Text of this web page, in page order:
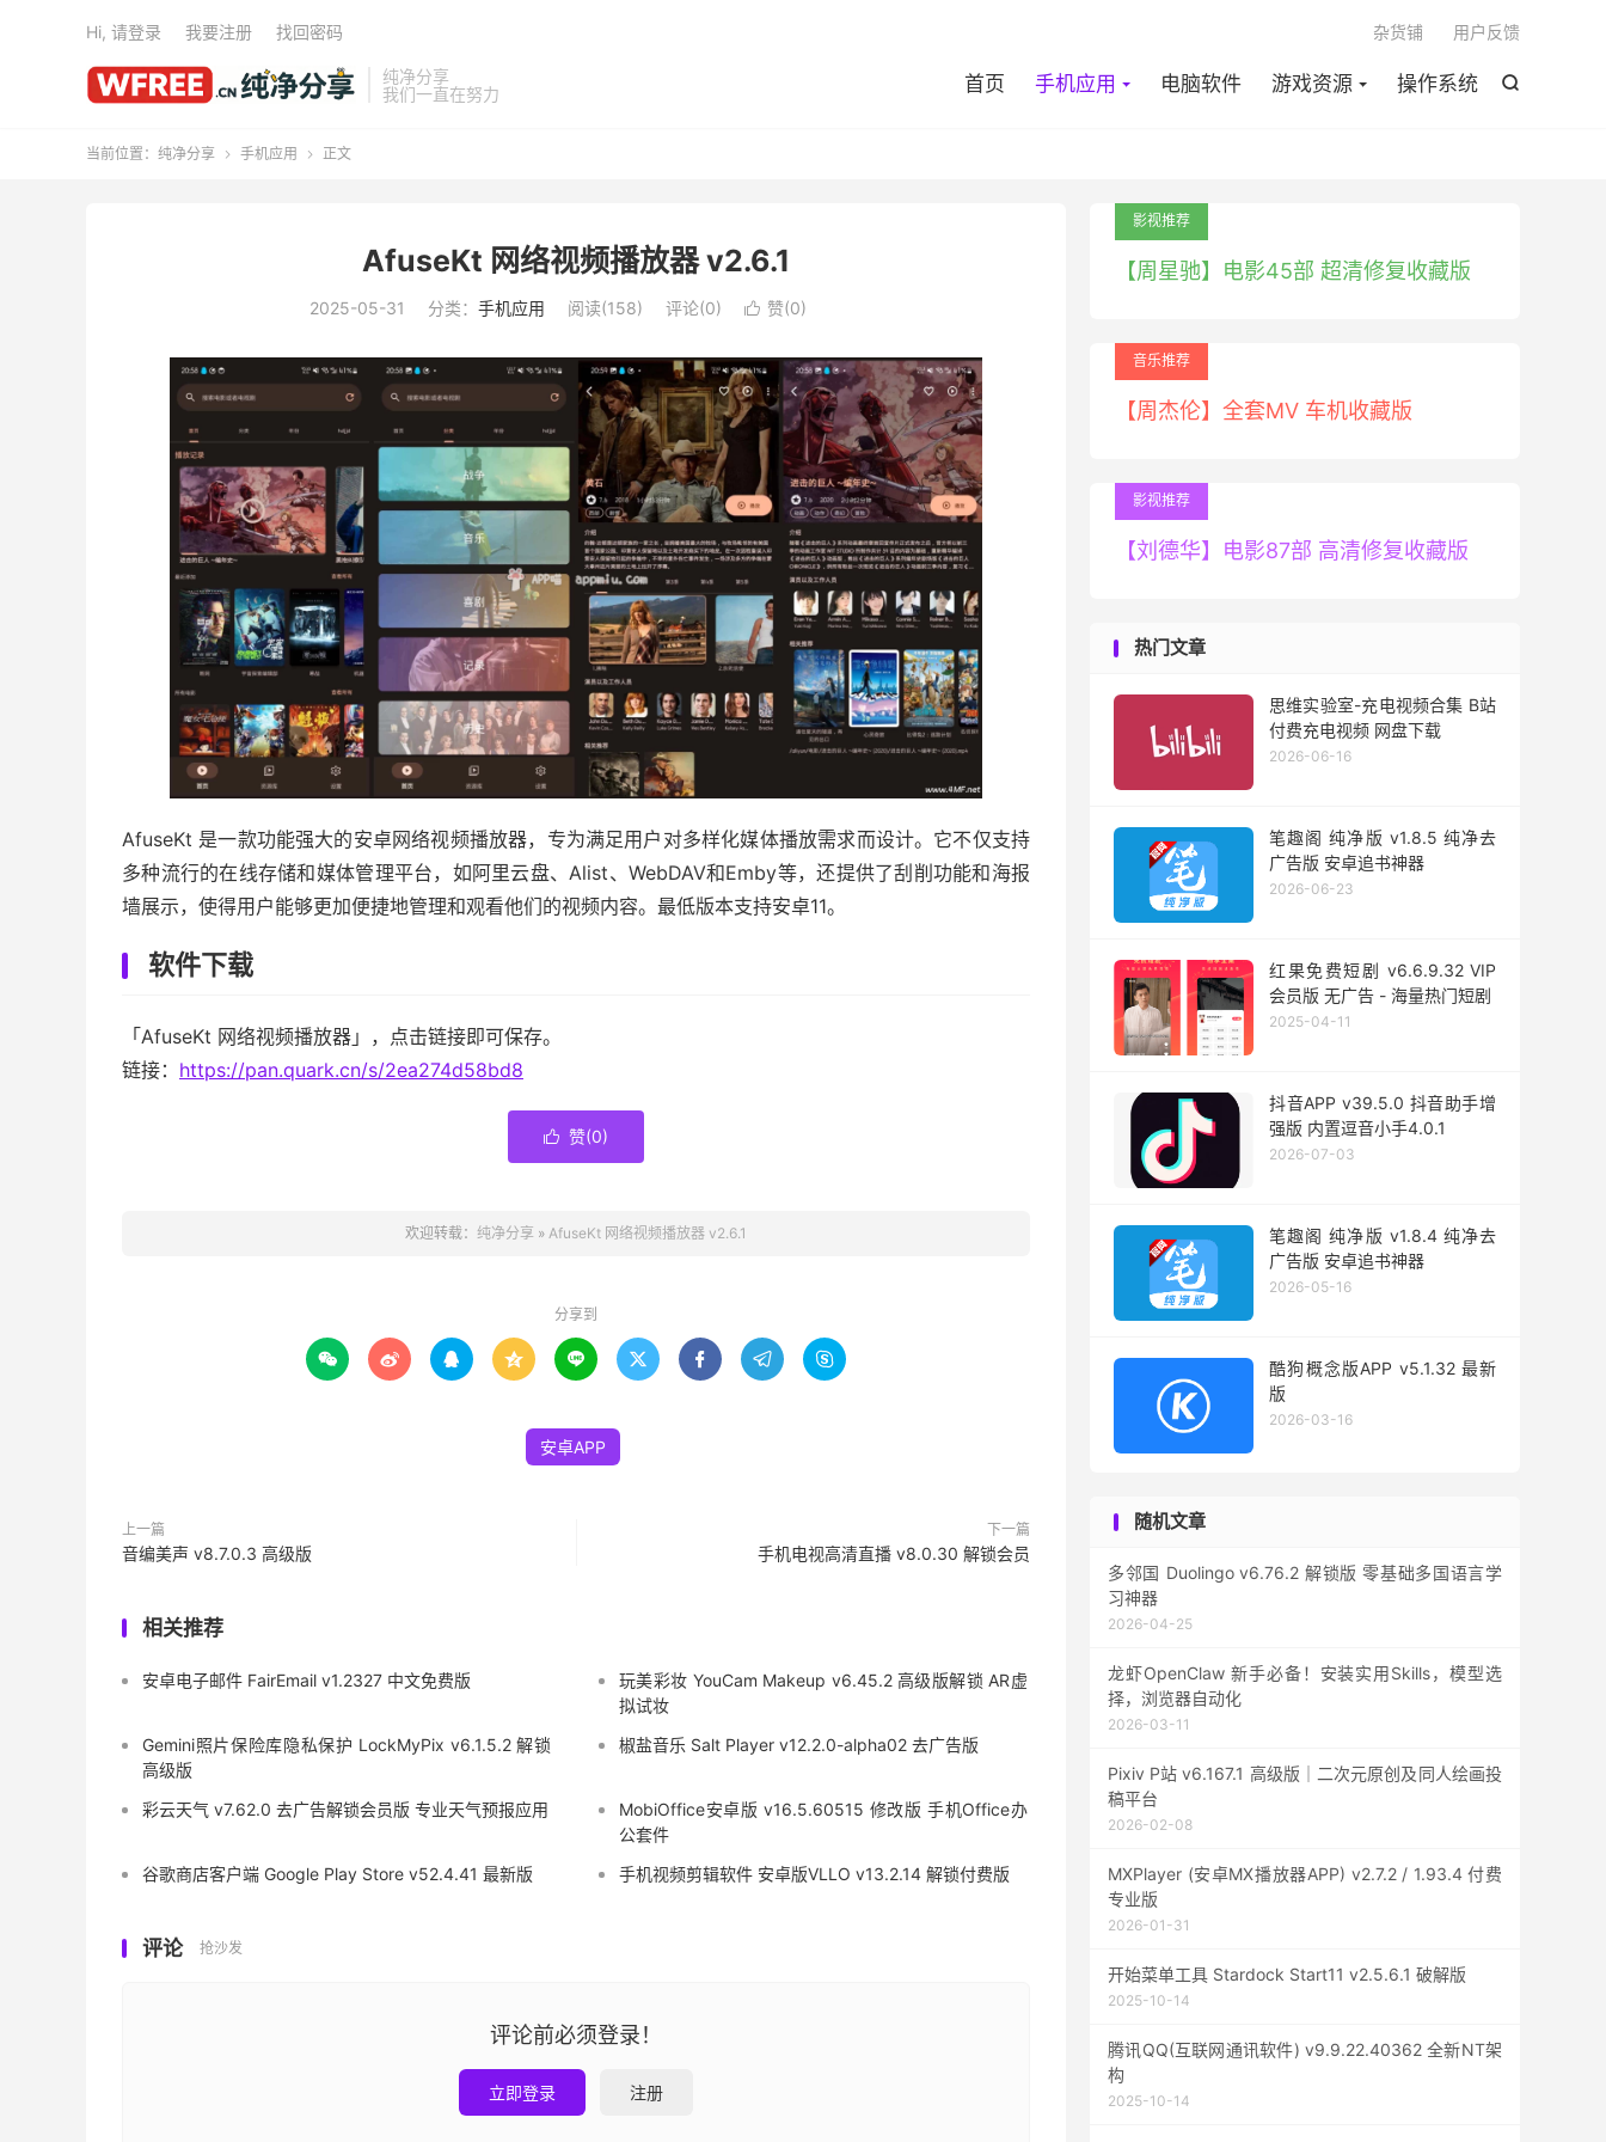
纯净分享
我们一直在努力

首页 手机应用 电脑软件 游戏资源 操作系统
杂货铺 用户反馈
Hi, 请登录 我要注册 找回密码
当前位置： 纯净分享  手机应用  正文
AfuseKt 网络视频播放器 v2.6.1
2025-05-31 分类： 手机应用 阅读(158) 评论(0)  赞(0)
AfuseKt 是一款功能强大的安卓网络视频播放器，专为满足用户对多样化媒体播放需求而设计。它不仅支持
多种流行的在线存储和媒体管理平台，如阿里云盘、Alist、WebDAV和Emby等，还提供了刮削功能和海报
墙展示，使得用户能够更加便捷地管理和观看他们的视频内容。最低版本支持安卓11。
软件下载
「AfuseKt 网络视频播放器」，点击链接即可保存。
链接： https://pan.quark.cn/s/2ea274d58bd8
 赞(0)
欢迎转载： 纯净分享 » AfuseKt 网络视频播放器 v2.6.1
分享到
        
安卓APP
上一篇
音编美声 v8.7.0.3 高级版
下一篇
手机电视高清直播 v8.0.30 解锁会员
相关推荐
安卓电子邮件 FairEmail v1.2327 中文免费版
玩美彩妆 YouCam Makeup v6.45.2 高级版解锁 AR虚
拟试妆
Gemini照片保险库隐私保护 LockMyPix v6.1.5.2 解锁
高级版
椒盐音乐 Salt Player v12.2.0-alpha02 去广告版
彩云天气 v7.62.0 去广告解锁会员版 专业天气预报应用
MobiOffice安卓版 v16.5.60515 修改版 手机Office办
公套件
谷歌商店客户端 Google Play Store v52.4.41 最新版
手机视频剪辑软件 安卓版VLLO v13.2.14 解锁付费版
评论 抢沙发
评论前必须登录！
立即登录 注册
影视推荐
【周星驰】电影45部 超清修复收藏版
音乐推荐
【周杰伦】全套MV 车机收藏版
影视推荐
【刘德华】电影87部 高清修复收藏版
热门文章
思维实验室-充电视频合集 B站
付费充电视频 网盘下载
2026-06-16
笔趣阁 纯净版 v1.8.5 纯净去
广告版 安卓追书神器
2026-06-23
红果免费短剧 v6.6.9.32 VIP
会员版 无广告 - 海量热门短剧
2025-04-11
抖音APP v39.5.0 抖音助手增
强版 内置逗音小手4.0.1
2026-07-03
笔趣阁 纯净版 v1.8.4 纯净去
广告版 安卓追书神器
2026-05-16
酷狗概念版APP v5.1.32 最新
版
2026-03-16
随机文章
多邻国 Duolingo v6.76.2 解锁版 零基础多国语言学
习神器
2026-04-25
龙虾OpenClaw 新手必备！安装实用Skills，模型选
择，浏览器自动化
2026-03-11
Pixiv P站 v6.167.1 高级版｜二次元原创及同人绘画投
稿平台
2026-02-08
MXPlayer (安卓MX播放器APP) v2.7.2 / 1.93.4 付费
专业版
2026-01-31
开始菜单工具 Stardock Start11 v2.5.6.1 破解版
2025-10-14
腾讯QQ(互联网通讯软件) v9.9.22.40362 全新NT架
构
2025-10-14